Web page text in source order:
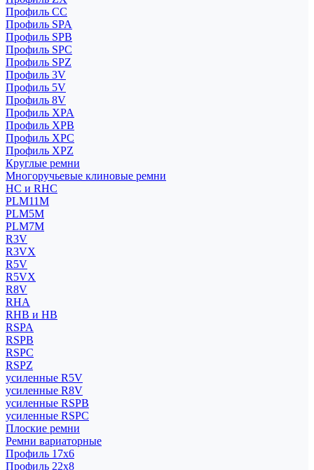
Профиль CC
Профиль SPA
Профиль SPB
Профиль SPC
Профиль SPZ
Профиль 3V
Профиль 5V
Профиль 8V
Профиль XPA
Профиль XPB
Профиль XPC
Профиль XPZ
Круглые ремни
Многоручьевые клиновые ремни
HC и RHC
PLM11M
PLM5M
PLM7M
R3V
R3VX
R5V
R5VX
R8V
RHA
RHB и HB
RSPA
RSPB
RSPC
RSPZ
усиленные R5V
усиленные R8V
усиленные RSPB
усиленные RSPC
Плоские ремни
Ремни вариаторные
Профиль 17x6
Профиль 22x8